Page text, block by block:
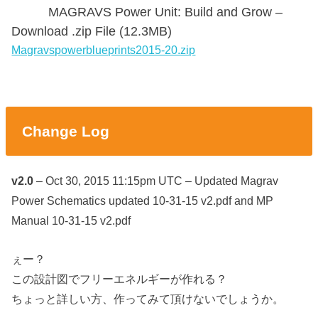
MAGRAVS Power Unit: Build and Grow –
Download .zip File (12.3MB)
Magravspowerblueprints2015-20.zip
Change Log
v2.0 – Oct 30, 2015 11:15pm UTC – Updated Magrav
Power Schematics updated 10-31-15 v2.pdf and MP
Manual 10-31-15 v2.pdf
ぇー？
この設計図でフリーエネルギーが作れる？
ちょっと詳しい方、作ってみて頂けないでしょうか。